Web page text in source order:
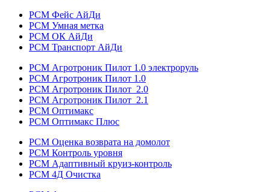
РСМ Фейс АйДи
РСМ Умная метка
РСМ ОК АйДи
РСМ Транспорт АйДи
РСМ Агротроник Пилот 1.0 электроруль
РСМ Агротроник Пилот 1.0
РСМ Агротроник Пилот 2.0
РСМ Агротроник Пилот 2.1
РСМ Оптимакс
РСМ Оптимакс Плюс
РСМ Оценка возврата на домолот
РСМ Контроль уровня
РСМ Адаптивный круиз-контроль
РСМ 4Д Очистка